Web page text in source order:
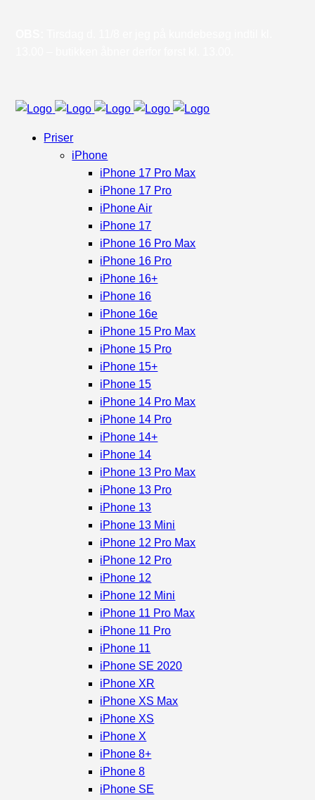
Priser
iPhone
iPhone 17 Pro Max
iPhone 17 Pro
iPhone Air
iPhone 17
iPhone 16 Pro Max
iPhone 16 Pro
iPhone 16+
iPhone 16
iPhone 16e
iPhone 15 Pro Max
iPhone 15 Pro
iPhone 15+
iPhone 15
iPhone 14 Pro Max
iPhone 14 Pro
iPhone 14+
iPhone 14
iPhone 13 Pro Max
iPhone 13 Pro
iPhone 13
iPhone 13 Mini
iPhone 12 Pro Max
iPhone 12 Pro
iPhone 12
iPhone 12 Mini
iPhone 11 Pro Max
iPhone 11 Pro
iPhone 11
iPhone SE 2020
iPhone XR
iPhone XS Max
iPhone XS
iPhone X
iPhone 8+
iPhone 8
iPhone SE